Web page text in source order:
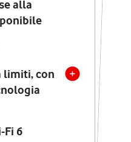
alla
limiti, con
Fi 6
disponibile
limiti, con
tecnologia
con Wi-Fi 7
verso
e mobili